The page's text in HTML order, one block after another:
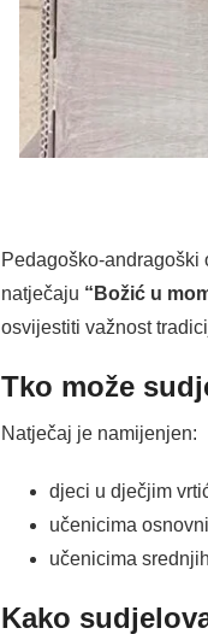
Pedagoško-
natječaju “Božić u
osvijestiti važnost
Tko može
Natječaj je namijenjen:
djeci u dječjim
učenicima
učenicima
Kako